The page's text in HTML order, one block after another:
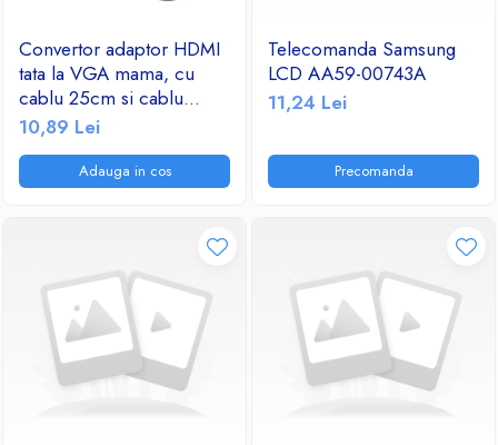
Convertor adaptor HDMI
tata la VGA mama, cu
cablu 25cm si cablu
audio jack 3.5mm tata-tata
10,89 Lei
Adauga in cos
Telecomanda Samsung
LCD AA59-00743A
11,24 Lei
Precomanda